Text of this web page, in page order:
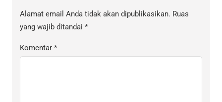
Alamat email Anda tidak akan dipublikasikan. Ruas
yang wajib ditandai *
Komentar *